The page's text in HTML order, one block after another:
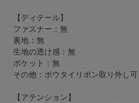
【ディテール】
ファスナー：無
裏地：無
生地の透け感：無
ポケット：無
その他：ボウタイリボン取り外し可
【アテンション】